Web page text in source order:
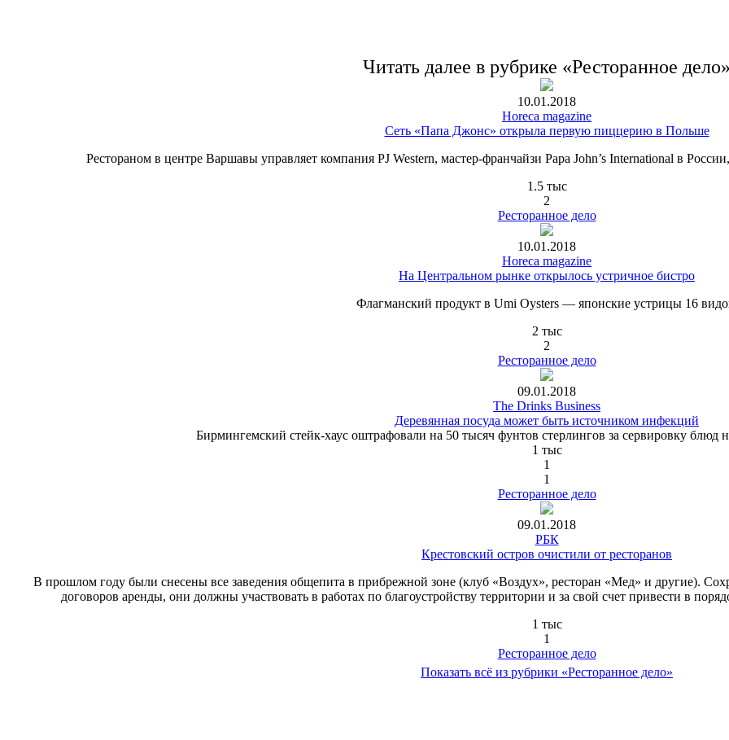
Читать далее в рубрике «Ресторанное дело»
10.01.2018
Horeca magazine
Сеть «Папа Джонс» открыла первую пиццерию в Польше
Рестораном в центре Варшавы управляет компания PJ Western, мастер-франчайзи Papa John’s International в
1.5 тыс
2
Ресторанное дело
10.01.2018
Horeca magazine
На Центральном рынке открылось устричное бистро
Флагманский продукт в Umi Oysters — японские устрицы 16
2 тыс
2
Ресторанное дело
09.01.2018
The Drinks Business
Деревянная посуда может быть источником инфекций
Бирмингемский стейк-хаус оштрафовали на 50 тысяч фунтов стерлингов за сервировку блюд
1 тыс
1
1
Ресторанное дело
09.01.2018
РБК
Крестовский остров очистили от ресторанов
В прошлом году были снесены все заведения общепита в прибрежной зоне (клуб «Воздух», ресторан «Мед» и другие).
договоров аренды, они должны участвовать в работах по благоустройству территории и за свой счет привести в
1 тыс
1
Ресторанное дело
Показать всё из рубрики «Ресторанное дело»